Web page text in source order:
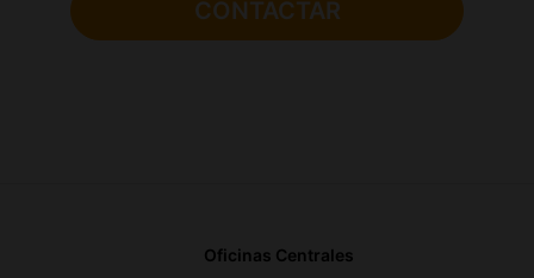
Oficinas Centrales